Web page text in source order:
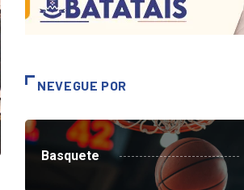
NEVEGUE POR
Basquete